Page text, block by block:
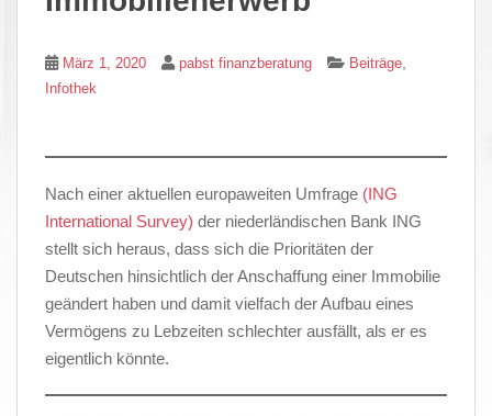
März 1, 2020 pabst finanzberatung Beiträge,
Infothek
Nach einer aktuellen europaweiten Umfrage (ING
International Survey) der niederländischen Bank ING
stellt sich heraus, dass sich die Prioritäten der
Deutschen hinsichtlich der Anschaffung einer Immobilie
geändert haben und damit vielfach der Aufbau eines
Vermögens zu Lebzeiten schlechter ausfällt, als er es
eigentlich könnte.